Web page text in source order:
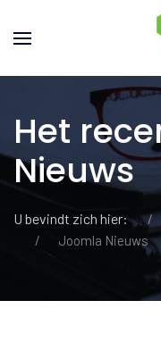
Het
Nieuws
U bevindt zich hier:
Joomla Nieuws